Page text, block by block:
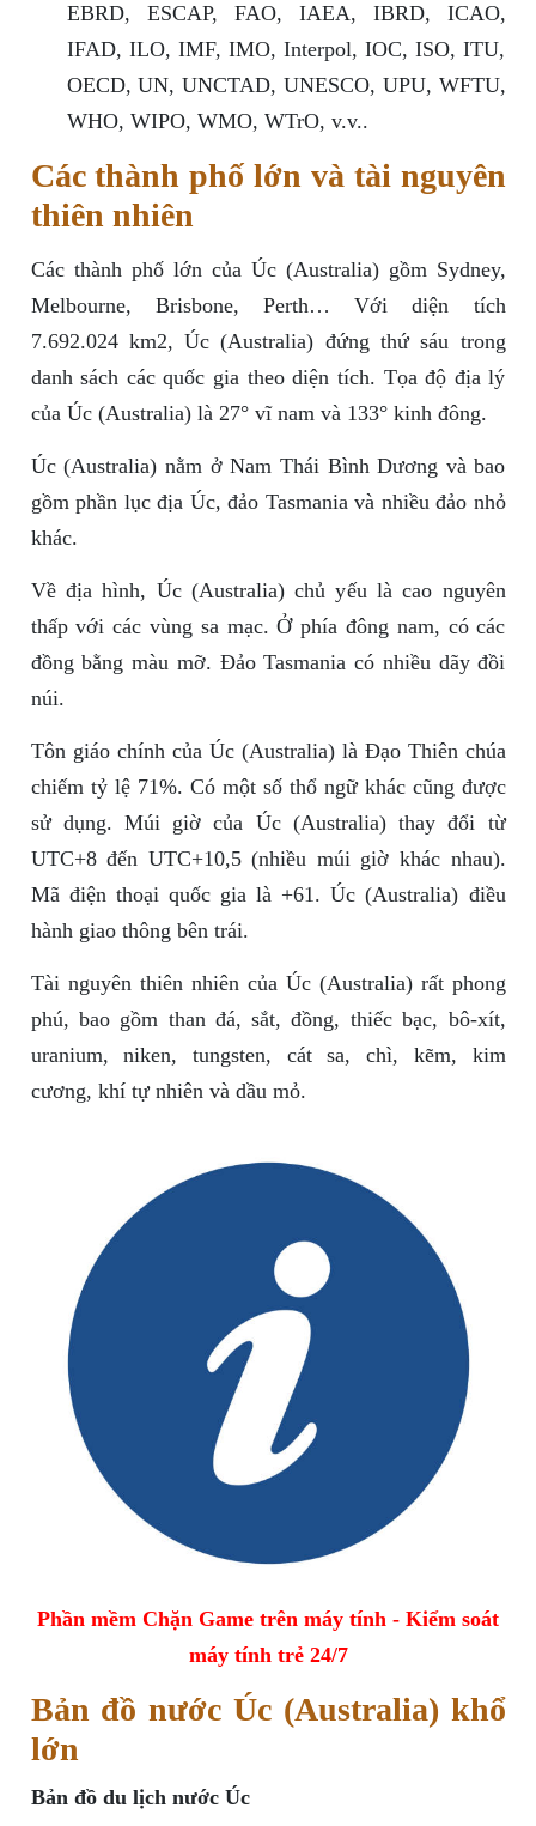
EBRD, ESCAP, FAO, IAEA, IBRD, ICAO,
IFAD, ILO, IMF, IMO, Interpol, IOC, ISO, ITU,
OECD, UN, UNCTAD, UNESCO, UPU, WFTU,
WHO, WIPO, WMO, WTrO, v.v..
Các thành phố lớn và tài nguyên
thiên nhiên
Các thành phố lớn của Úc (Australia) gồm Sydney,
Melbourne, Brisbone, Perth… Với diện tích
7.692.024 km2, Úc (Australia) đứng thứ sáu trong
danh sách các quốc gia theo diện tích. Tọa độ địa lý
của Úc (Australia) là 27° vĩ nam và 133° kinh đông.
Úc (Australia) nằm ở Nam Thái Bình Dương và bao
gồm phần lục địa Úc, đảo Tasmania và nhiều đảo nhỏ
khác.
Về địa hình, Úc (Australia) chủ yếu là cao nguyên
thấp với các vùng sa mạc. Ở phía đông nam, có các
đồng bằng màu mỡ. Đảo Tasmania có nhiều dãy đồi
núi.
Tôn giáo chính của Úc (Australia) là Đạo Thiên chúa
chiếm tỷ lệ 71%. Có một số thổ ngữ khác cũng được
sử dụng. Múi giờ của Úc (Australia) thay đổi từ
UTC+8 đến UTC+10,5 (nhiều múi giờ khác nhau).
Mã điện thoại quốc gia là +61. Úc (Australia) điều
hành giao thông bên trái.
Tài nguyên thiên nhiên của Úc (Australia) rất phong
phú, bao gồm than đá, sắt, đồng, thiếc bạc, bô-xít,
uranium, niken, tungsten, cát sa, chì, kẽm, kim
cương, khí tự nhiên và dầu mỏ.
Phần mềm Chặn Game trên máy tính - Kiểm soát
máy tính trẻ 24/7
Bản đồ nước Úc (Australia) khổ
lớn
Bản đồ du lịch nước Úc